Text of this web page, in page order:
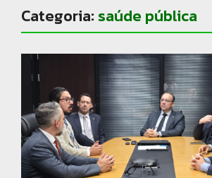
Categoria: saúde pública